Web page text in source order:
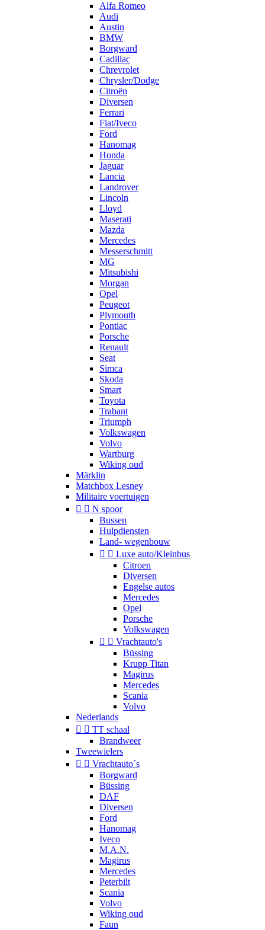
Alfa Romeo
Audi
Austin
BMW
Borgward
Cadillac
Chrevrolet
Chrysler/Dodge
Citroën
Diversen
Ferrari
Fiat/Iveco
Ford
Hanomag
Honda
Jaguar
Lancia
Landrover
Lincoln
Lloyd
Maserati
Mazda
Mercedes
Messerschmitt
MG
Mitsubishi
Morgan
Opel
Peugeot
Plymouth
Pontiac
Porsche
Renault
Seat
Simca
Skoda
Smart
Toyota
Trabant
Triumph
Volkswagen
Volvo
Wartburg
Wiking oud
Märklin
Matchbox Lesney
Militaire voertuigen
  N spoor
Bussen
Hulpdiensten
Land- wegenbouw
  Luxe auto/Kleinbus
Citroen
Diversen
Engelse autos
Mercedes
Opel
Porsche
Volkswagen
  Vrachtauto's
Büssing
Krupp Titan
Magirus
Mercedes
Scania
Volvo
Nederlands
  TT schaal
Brandweer
Tweewielers
  Vrachtauto´s
Borgward
Büssing
DAF
Diversen
Ford
Hanomag
Iveco
M.A.N.
Magirus
Mercedes
Peterbilt
Scania
Volvo
Wiking oud
Faun